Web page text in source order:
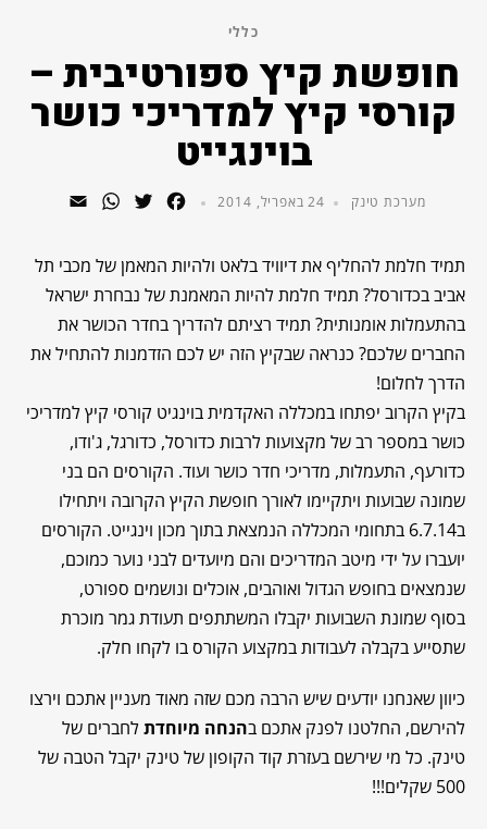
כללי
חופשת קיץ ספורטיבית –
קורסי קיץ למדריכי כושר
בוינגייט
מערכת טינק 24 באפריל, 2014 Facebook
Twitter
WhatsApp
תמיד חלמת להחליף את דיוויד בלאט ולהיות המאמן של מכבי תל
אביב בכדורסל? תמיד חלמת להיות המאמנת של נבחרת ישראל
בהתעמלות אומנותית? תמיד רציתם להדריך בחדר הכושר את
החברים שלכם? כנראה שבקיץ הזה יש לכם הזדמנות להתחיל את
הדרך לחלום!
בקיץ הקרוב יפתחו במכללה האקדמית בוינגיט קורסי קיץ למדריכי
כושר במספר רב של מקצועות לרבות כדורסל, כדורגל, ג'ודו,
כדורעף, התעמלות, מדריכי חדר כושר ועוד. הקורסים הם בני
שמונה שבועות ויתקיימו לאורך חופשת הקיץ הקרובה ויתחילו
ב6.7.14 בתחומי המכללה הנמצאת בתוך מכון וינגייט. הקורסים
יועברו על ידי מיטב המדריכים והם מיועדים לבני נוער כמוכם,
שנמצאים בחופש הגדול ואוהבים, אוכלים ונושמים ספורט,
בסוף שמונת השבועות יקבלו המשתתפים תעודת גמר מוכרת
שתסייע בקבלה לעבודות במקצוע הקורס בו לקחו חלק.
כיוון שאנחנו יודעים שיש הרבה מכם שזה מאוד מעניין אתכם וירצו
להירשם, החלטנו לפנק אתכם בהנחה מיוחדתלחברים של
טינק. כל מי שירשם בעזרת קוד הקופון של טינק יקבל הטבה של
500 שקלים!!!